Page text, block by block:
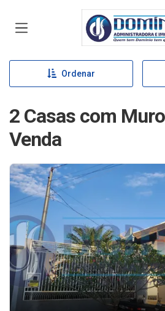
Página inicial
Ordenar
2 Casas com
Venda